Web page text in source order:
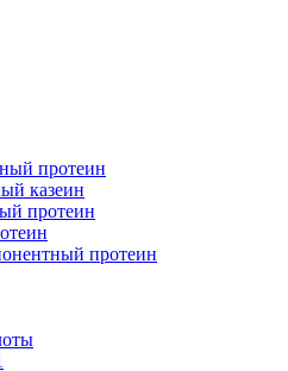
протеин
казеин
протеин
протеин